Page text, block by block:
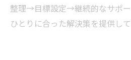
整理→目標設定→継続的なサポ
ひとりに合った解決策を提供して